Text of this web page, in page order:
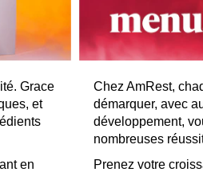
Grace
et
en
Chez AmRest,
démarquer, avec
développement,
nombreuses
Prenez votre